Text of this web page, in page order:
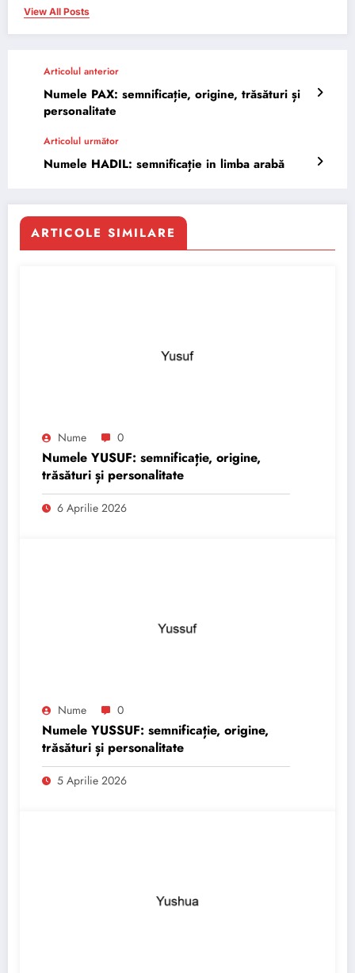
View All Posts
Articolul anterior
Numele PAX: semnificație, origine, trăsături și
personalitate
Articolul următor
Numele HADIL: semnificație in limba arabă
ARTICOLE SIMILARE
Nume 0
Numele YUSUF: semnificație, origine,
trăsături și personalitate
6 Aprilie 2026
Nume 0
Numele YUSSUF: semnificație, origine,
trăsături și personalitate
5 Aprilie 2026